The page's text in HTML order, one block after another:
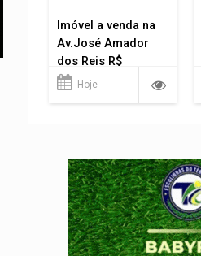
Imóvel a venda na
Av.José Amador
dos Reis R$
1.400.000
Hoje